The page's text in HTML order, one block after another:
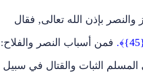
بإذن الله تعالى, فقال
فمن أسباب النصر والفلاح:
الثبات والقتال في سبيل